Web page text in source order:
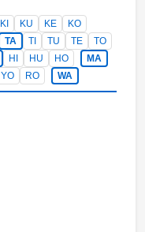
KI KU KE
KO
TA TI TU TE
TO
HI HU HO
MA
YO RO WA